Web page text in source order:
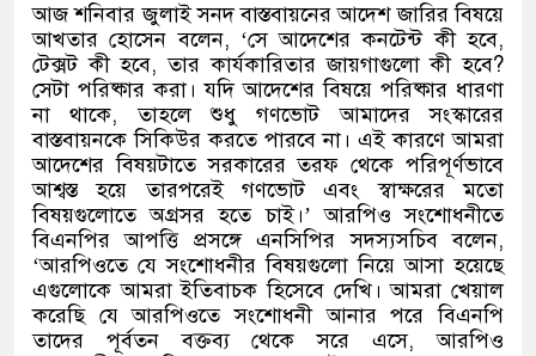
আজ শনিবার জুলাই সনদ বাস্তবায়নের আদেশ জারির বিষয়ে
আখতার হোসেন বলেন, ‘সে আদেশের কনটেন্ট কী হবে,
টেক্সট কী হবে, তার কার্যকারিতার জায়গাগুলো কী হবে?
সেটা পরিষ্কার করা। যদি আদেশের বিষয়ে পরিষ্কার ধারণা
না থাকে, তাহলে শুধু গণভোট আমাদের সংস্কারের
বাস্তবায়নকে সিকিউর করতে পারবে না। এই কারণে আমরা
আদেশের বিষয়টাতে সরকারের তরফ থেকে পরিপূর্ণভাবে
আশ্বস্ত হয়ে তারপরেই গণভোট এবং স্বাক্ষরের মতো
বিষয়গুলোতে অগ্রসর হতে চাই।’ আরপিও সংশোধনীতে
বিএনপির আপত্তি প্রসঙ্গে এনসিপির সদস্যসচিব বলেন,
‘আরপিওতে যে সংশোধনীর বিষয়গুলো নিয়ে আসা হয়েছে
এগুলোকে আমরা ইতিবাচক হিসেবে দেখি। আমরা খেয়াল
করেছি যে আরপিওতে সংশোধনী আনার পরে বিএনপি
তাদের পূর্বতন বক্তব্য থেকে সরে এসে, আরপিও